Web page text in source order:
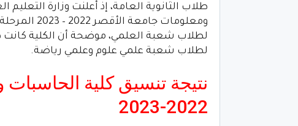
طلاب الثانوية العامة، إذ أعلنت وزارة
لطلاب شعبة العلمي، موضحة أن الكلية كانت
لطلاب شعبة علمي علوم وعلمي رياضة.
نتيجة تنسيق كلية الحاسبات
2022-2023